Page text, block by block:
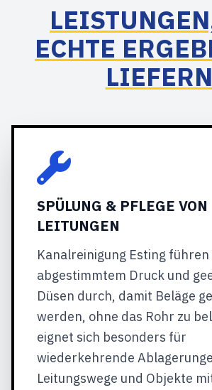
ECHTE
LIEFERN
SPÜLUNG & PFLEGE VON
LEITUNGEN
Kanalreinigung Esting
abgestimmtem Druck und
Düsen durch, damit Beläge
werden, ohne das Rohr zu
eignet sich besonders für
wiederkehrende
Leitungswege und Objekte